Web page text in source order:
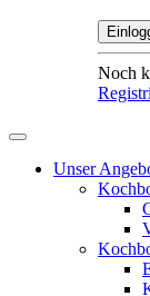
Noch
Unser